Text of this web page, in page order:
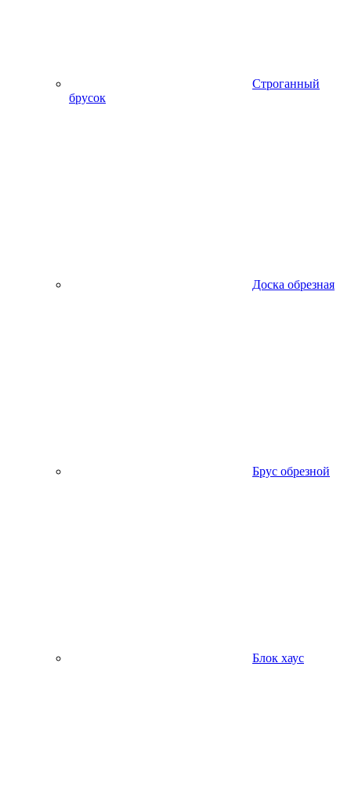
Строганный
брусок
Доска обрезная
Брус обрезной
Блок хаус